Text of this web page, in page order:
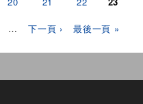
… 下一頁 › 最後一頁 »